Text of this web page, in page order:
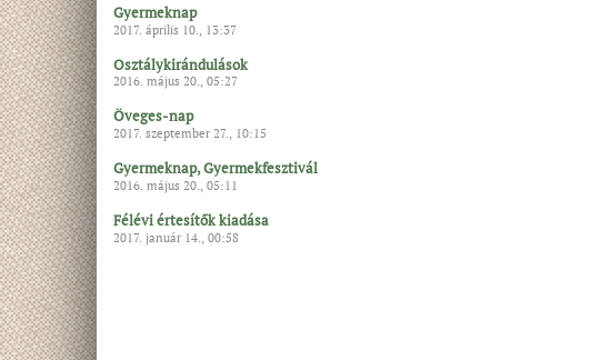
Gyermeknap
2017. április 10., 13:37
Osztálykirándulások
2016. május 20., 05:27
Öveges-nap
2017. szeptember 27., 10:15
Gyermeknap, Gyermekfesztivál
2016. május 20., 05:11
Félévi értesítők kiadása
2017. január 14., 00:58